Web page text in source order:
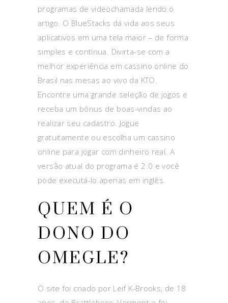
programas de videochamada lendo o
artigo. O BlueStacks dá vida aos seus
aplicativos em uma tela maior – de forma
simples e contínua. Divirta-se com a
melhor experiência em cassino online do
Brasil nas mesas ao vivo da KTO.
Encontre uma grande seleção de jogos e
receba um bônus de boas-vindas ao
realizar seu cadastro. Jogue
gratuitamente ou escolha um cassino
online para jogar com dinheiro real. A
versão atual do programa é 2.0 e você
pode executá-lo apenas em inglês.
QUEM É O
DONO DO
OMEGLE?
O site foi criado por Leif K-Brooks, de 18